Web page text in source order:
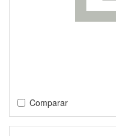
Comparar